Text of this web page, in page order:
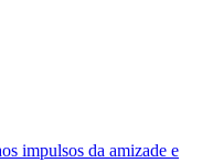
impulsos da amizade e